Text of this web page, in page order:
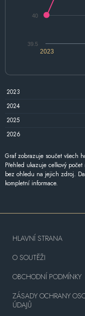
2023
39.5
40
2023
2024
2025
2026
Graf zobrazuje součet všech
Přehled ukazuje celkový
bez ohledu na jejich zdroj.
kompletní informace.
HLAVNÍ STRANA
O SOUTĚŽI
OBCHODNÍ PODMÍNKY
ZÁSADY OCHRANY
ÚDAJŮ